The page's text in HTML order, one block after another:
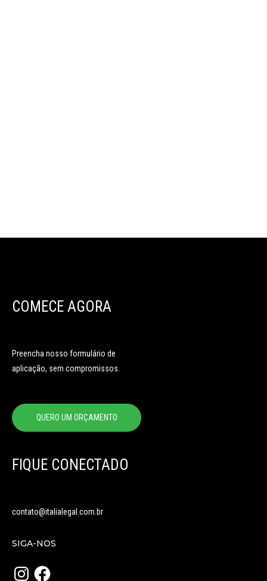
COMECE AGORA
Preencha nosso formulário de
aplicação, sem compromissos.
QUERO UM ORÇAMENTO
FIQUE CONECTADO
contato@italialegal.com.br
SIGA-NOS
InstagramFacebook